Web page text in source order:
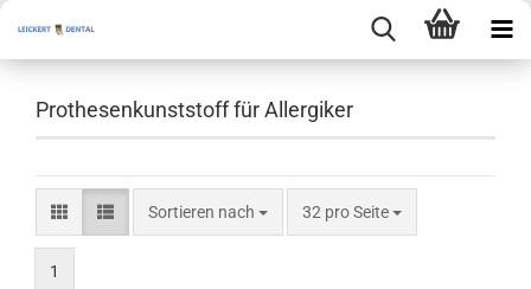
Prothesenkunststoff für Allergiker
Sortieren nach
Sortieren nach 32 pro Seite
pro Seite
1